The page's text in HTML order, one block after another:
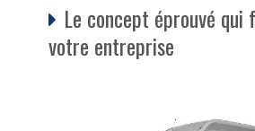
Le concept éprouvé
votre entreprise